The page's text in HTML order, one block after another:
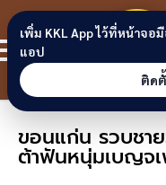
Skip to content
ขอนแก่น รวบชา
ต้าฟันหนุ่มเบญจ
เพิ่ม KKL App ไว้ที่หน้าจอ
แอป
ติดตั้